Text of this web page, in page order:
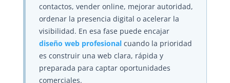
contactos, vender online, mejorar autoridad,
ordenar la presencia digital o acelerar la
visibilidad. En esa fase puede encajar
diseño web profesionalcuando la prioridad
es construir una web clara, rápida y
preparada para captar oportunidades
comerciales.